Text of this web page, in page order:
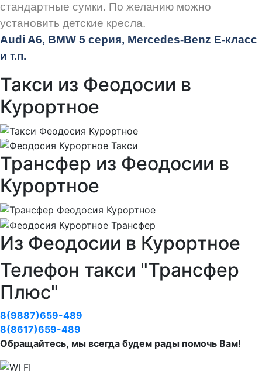
стандартные сумки. По желанию можно
установить детские кресла.
Audi A6, BMW 5 серия, Mercedes-Benz E-класс
и т.п.
Такси из Феодосии в
Курортное
Трансфер из Феодосии в
Курортное
Из Феодосии в Курортное
Телефон такси "Трансфер
Плюс"
8(9887)659-489
8(8617)659-489
Обращайтесь, мы всегда будем рады помочь Вам!